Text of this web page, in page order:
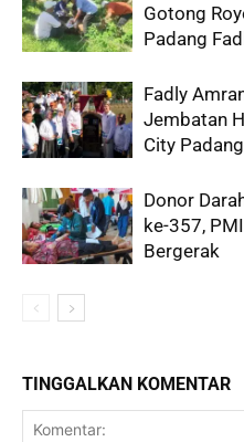
Gotong
Padang
Fadly
Jembatan
City
Donor
ke-357,
Bergerak
TINGGALKAN KOMENTAR